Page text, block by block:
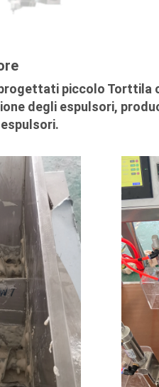
piccolo Torttila
degli espulsori,